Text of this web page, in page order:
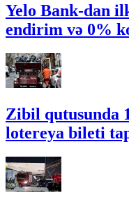
Yelo Bank-dan
endirim və 0%
Zibil qutusunda
lotereya bileti